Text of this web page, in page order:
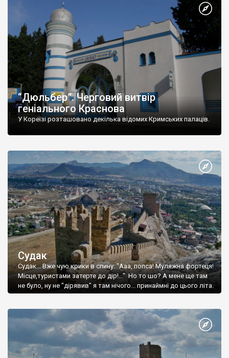
“Дюльбер”. Черговий витвір
геніального Краснова
У Кореїзі розташовано декілька відомих Кримських палаців.
Судак
Судак... Вже чую крики в спину: "Ааа, попса! Муляжна фортеця!
Місце,туристами затерте до дір!..." Но то шо? А мене ще там
не було, ну не "дірявив" я там нічого... принаймні до цього літа.